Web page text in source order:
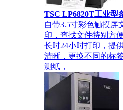
TSC LP6820T工业型
自带3.5寸彩色触摸屏
印，查找文件特别方
长时24小时打印，提
清晰，更换不同的标
测纸，